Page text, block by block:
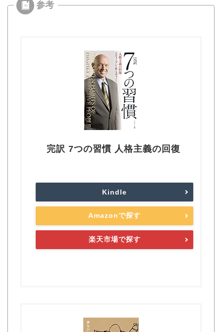
完訳 7つの習慣 人格主義の回復
Kindle
Amazonで探す
楽天市場で探す